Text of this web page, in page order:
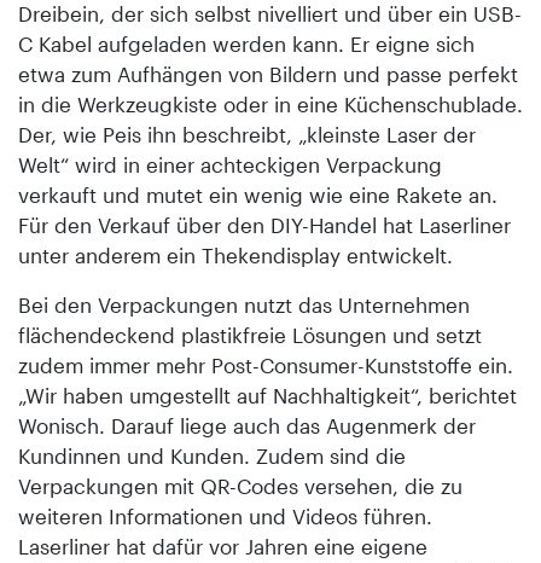
Dreibein, der sich selbst nivelliert und über ein USB-
C Kabel aufgeladen werden kann. Er eigne sich
etwa zum Aufhängen von Bildern und passe perfekt
in die Werkzeugkiste oder in eine Küchenschublade.
Der, wie Peis ihn beschreibt, „kleinste Laser der
Welt“ wird in einer achteckigen Verpackung
verkauft und mutet ein wenig wie eine Rakete an.
Für den Verkauf über den DIY-Handel hat Laserliner
unter anderem ein Thekendisplay entwickelt.
Bei den Verpackungen nutzt das Unternehmen
flächendeckend plastikfreie Lösungen und setzt
zudem immer mehr Post-Consumer-Kunststoffe ein.
„Wir haben umgestellt auf Nachhaltigkeit“, berichtet
Wonisch. Da­rauf liege auch das Augenmerk der
Kundinnen und Kunden. Zudem sind die
Verpackungen mit QR-Codes versehen, die zu
weiteren Informationen und Videos führen.
Laserliner hat dafür vor Jahren eine eigene